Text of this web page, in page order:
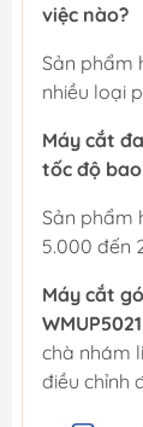
việc nào?
Sản phẩm
nhiều loại
Máy cắt
tốc độ
Sản phẩm
5.000 đến
Máy cắt
WMUP5021
chà nhám
điều chỉnh